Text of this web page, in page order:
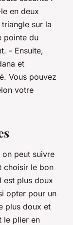
en deux
sur la
pointe du
- Ensuite,
et
Vous pouvez
votre
on peut suivre
choisir le bon
est plus doux
opter pour un
plus doux et
le plier en